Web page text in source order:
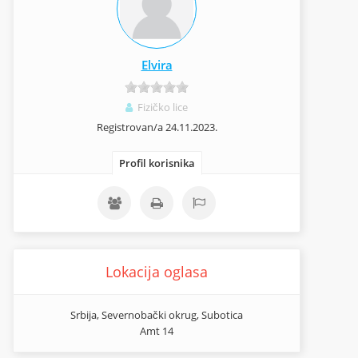
Elvira
Fizičko lice
Registrovan/a 24.11.2023.
Profil korisnika
Lokacija oglasa
Srbija, Severnobački okrug, Subotica
Amt 14